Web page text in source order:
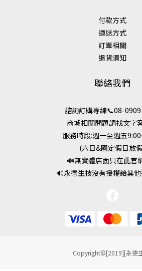
付款方式
運送方式
訂單相關
退貨須知
聯絡我們
諮詢訂購專線📞08-
商城相關問題請找文字
服務時段:週一至週五
(六日&國定假日放
🔊無實體店面只在此官
🔊永德生技沒有授權給其
Copyright©[2019][永德